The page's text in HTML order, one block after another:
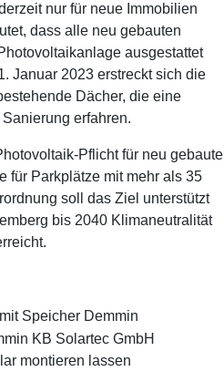
nur für neue Immobilien
dass alle neu gebauten
ausgestattet
Januar 2023 erstreckt sich die
Dächer, die eine
erfahren.
Pflicht für neu gebaute
für Parkplätze mit mehr als 35
soll das Ziel unterstützt
bis 2040 Klimaneutralität